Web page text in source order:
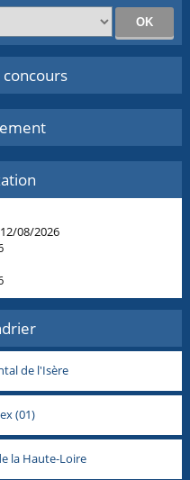
concours
08/2026
de l'Isère
(01)
la Haute-Loire